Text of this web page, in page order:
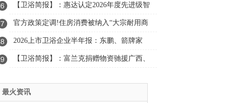
（试行）》
【卫浴简报】：惠达认定2026年度先进级智
能工厂、鹰卫浴、日丰……
官方政策定调!住房消费被纳入“大宗耐用商
品”首位
2026上市卫浴企业半年报：东鹏、箭牌家
居、惠达、帝欧……
【卫浴简报】：富兰克捐赠物资驰援广西、
岛、COSO、科勒、松下......
最火资讯